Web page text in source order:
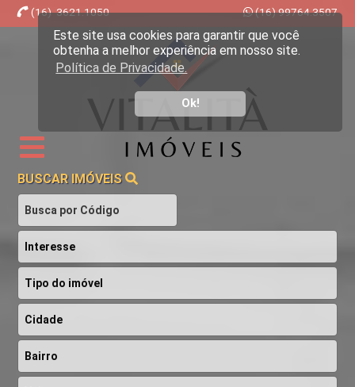
Este site usa cookies para garantir que você
obtenha a melhor experiência em nosso site.
Política de Privacidade.
Ok!
(16) 3621.1050 (16) 99764.3507
Imobiliária Ribeirão Preto - Vitalità Imóveis
BUSCAR IMÓVEIS